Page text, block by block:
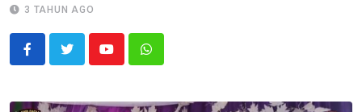
3 TAHUN AGO
YoutubeWhatsapp